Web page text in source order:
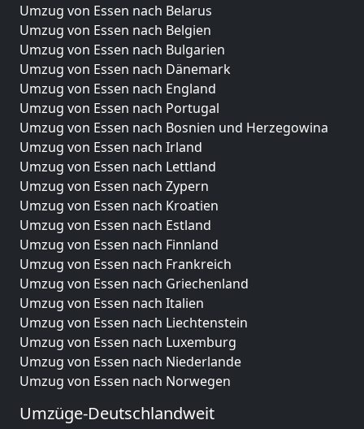
Umzug von Essen nach Belarus
Umzug von Essen nach Belgien
Umzug von Essen nach Bulgarien
Umzug von Essen nach Dänemark
Umzug von Essen nach England
Umzug von Essen nach Portugal
Umzug von Essen nach Bosnien und Herzegowina
Umzug von Essen nach Irland
Umzug von Essen nach Lettland
Umzug von Essen nach Zypern
Umzug von Essen nach Kroatien
Umzug von Essen nach Estland
Umzug von Essen nach Finnland
Umzug von Essen nach Frankreich
Umzug von Essen nach Griechenland
Umzug von Essen nach Italien
Umzug von Essen nach Liechtenstein
Umzug von Essen nach Luxemburg
Umzug von Essen nach Niederlande
Umzug von Essen nach Norwegen
Umzüge-Deutschlandweit